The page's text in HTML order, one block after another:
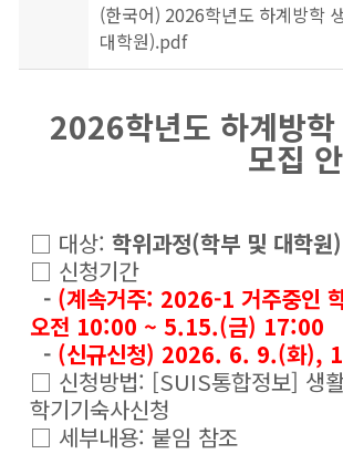
(한국어) 2026학년도 하계방학
대학원).pdf
2026학년도 하계방
모집
□ 대상: 학위과정(학부 및 대학원
□ 신청기간
- (계속거주: 2026-1 거주중
오전 10:00 ~ 5.15.(금) 17:00
- (신규신청) 2026. 6. 9.(화),
□ 신청방법: [SUIS통합정보] 생
학기기숙사신청
□ 세부내용: 붙임 참조